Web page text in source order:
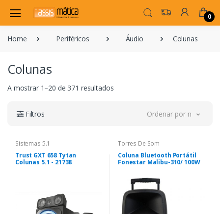
0
Home Periféricos Áudio Colunas
Colunas
A mostrar 1–20 de 371 resultados
Filtros Ordenar por novidade
Sistemas 5.1
Trust GXT 658 Tytan
Colunas 5.1 - 21738
Torres De Som
Coluna Bluetooth Portátil
Fonestar Malibu-310/ 100W